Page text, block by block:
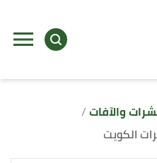
والآفات
الكويت